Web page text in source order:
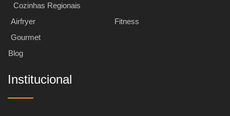
Cozinhas Regionais
Airfryer
Fitness
Gourmet
Blog
Institucional